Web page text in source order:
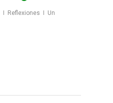
Reflexiones Un